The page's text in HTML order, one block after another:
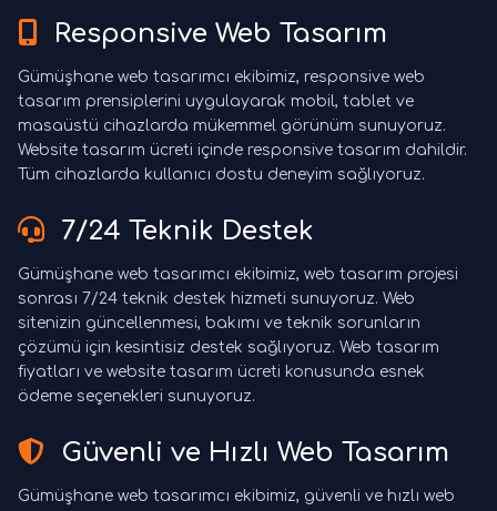
Responsive Web Tasarım
Gümüşhane web tasarımcı ekibimiz, responsive web
tasarım prensiplerini uygulayarak mobil, tablet ve
masaüstü cihazlarda mükemmel görünüm sunuyoruz.
Website tasarım ücreti içinde responsive tasarım dahildir.
Tüm cihazlarda kullanıcı dostu deneyim sağlıyoruz.
7/24 Teknik Destek
Gümüşhane web tasarımcı ekibimiz, web tasarım projesi
sonrası 7/24 teknik destek hizmeti sunuyoruz. Web
sitenizin güncellenmesi, bakımı ve teknik sorunların
çözümü için kesintisiz destek sağlıyoruz. Web tasarım
fiyatları ve website tasarım ücreti konusunda esnek
ödeme seçenekleri sunuyoruz.
Güvenli ve Hızlı Web Tasarım
Gümüşhane web tasarımcı ekibimiz, güvenli ve hızlı web